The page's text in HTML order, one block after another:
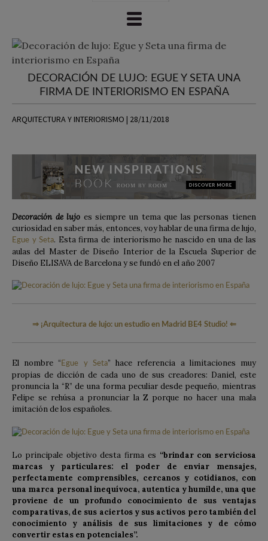
DECORACIÓN DE LUJO: EGUE Y SETA UNA
FIRMA DE INTERIORISMO EN ESPAÑA
ARQUITECTURA Y INTERIORISMO | 28/11/2018
Decoración de lujo es siempre un tema que las personas tienen
curiosidad en saber más, entonces, voy hablar de una firma de lujo,
Egue y Seta. Esta firma de interiorismo he nascido en una de las
aulas del Master de Diseño Interior de la Escuela Superior de
Diseño ELISAVA de Barcelona y se fundó en el año 2007
⇒¡Arquitectura de lujo: un estudio en Madrid BE4 Studio! ⇐
El nombre “ Egue y Seta” hace referencia a limitaciones muy
propias de dicción de cada uno de sus creadores: Daniel, este
pronuncia la “R” de una forma peculiar desde pequeño, mientras
Felipe se rehúsa a pronunciar la Z porque no hacer una mala
imitación de los españoles.
Lo principale objetivo desta firma es “brindar con serviciosa
marcas y particulares: el poder de enviar mensajes,
perfectamente comprensibles, cercanos y cotidianos, con
una marca personal inequívoca, autentica y humilde, una que
proviene de un profundo conocimiento de sus ventajas
comparativas, de sus aciertos y sus activos pero también del
conocimiento y análisis de sus limitaciones y de cómo
convertir estas en potenciales”.